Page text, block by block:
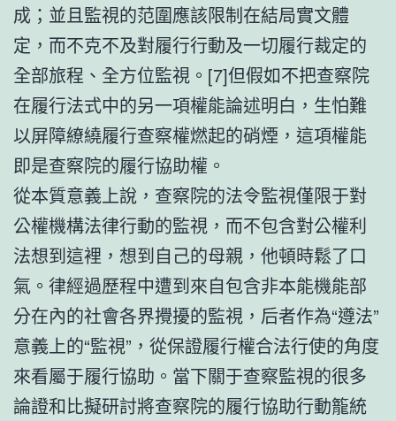
成；並且監視的范圍應該限制在結局實文體
定，而不克不及對履行行動及一切履行裁定的
全部旅程、全方位監視。[7]但假如不把查察院
在履行法式中的另一項權能論述明白，生怕難
以屏障繚繞履行查察權燃起的硝煙，這項權能
即是查察院的履行協助權。
從本質意義上說，查察院的法令監視僅限于對
公權機構法律行動的監視，而不包含對公權利
法想到這裡，想到自己的母親，他頓時鬆了口
氣。律經過歷程中遭到來自包含非本能機能部
分在內的社會各界攪擾的監視，后者作為“遵法”
意義上的“監視”，從保證履行權合法行使的角度
來看屬于履行協助。當下關于查察監視的很多
論證和比擬研討將查察院的履行協助行動籠統